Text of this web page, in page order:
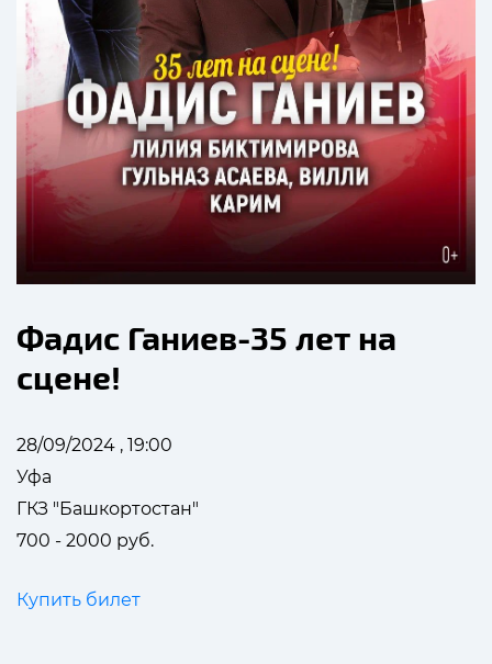
Фадис Ганиев-35 лет на
сцене!
28/09/2024 , 19:00
Уфа
ГКЗ "Башкортостан"
700 - 2000 руб.
Купить билет